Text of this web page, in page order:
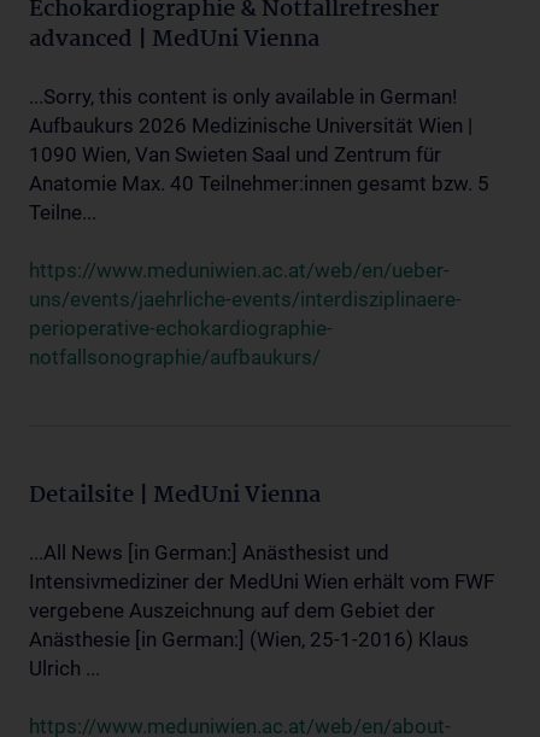
Echokardiographie & Notfallrefresher
advanced | MedUni Vienna
...Sorry, this content is only available in German!
Aufbaukurs 2026 Medizinische Universität Wien |
1090 Wien, Van Swieten Saal und Zentrum für
Anatomie Max. 40 Teilnehmer:innen gesamt bzw. 5
Teilne...
https://www.meduniwien.ac.at/web/en/ueber-
uns/events/jaehrliche-events/interdisziplinaere-
perioperative-echokardiographie-
notfallsonographie/aufbaukurs/
Detailsite | MedUni Vienna
...All News [in German:] Anästhesist und
Intensivmediziner der MedUni Wien erhält vom FWF
vergebene Auszeichnung auf dem Gebiet der
Anästhesie [in German:] (Wien, 25-1-2016) Klaus
Ulrich ...
https://www.meduniwien.ac.at/web/en/about-